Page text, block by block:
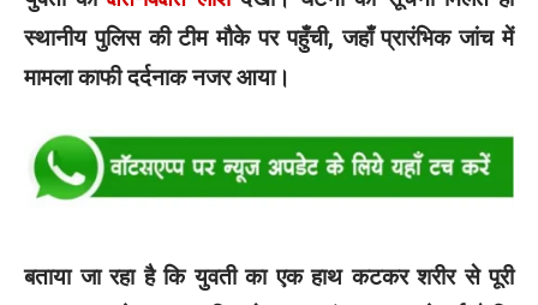
स्थानीय पुलिस की टीम मौके पर पहुँची, जहाँ प्रारंभिक जांच में
मामला काफी दर्दनाक नजर आया।
बताया जा रहा है कि युवती का एक हाथ कटकर शरीर से पूरी